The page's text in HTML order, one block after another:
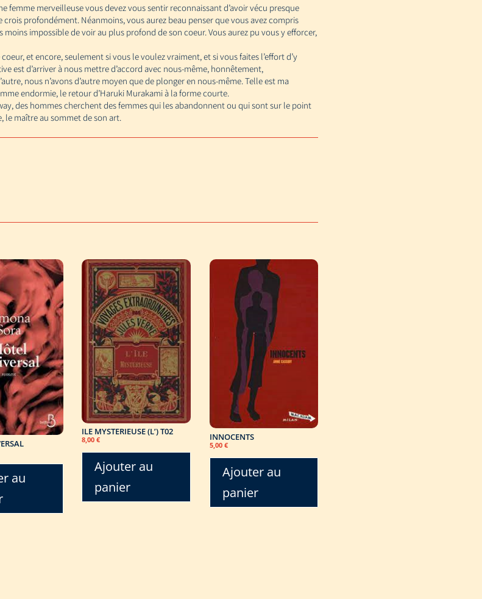
femme merveilleuse vous devez vous sentir reconnaissant d’avoir vécu presque
profondément. Néanmoins, vous aurez beau penser que vous avez compris
moins impossible de voir au plus profond de son coeur. Vous aurez pu vous y efforcer,
et encore, seulement si vous le voulez vraiment, et si vous faites l’effort d’y
est d’arriver à nous mettre d’accord avec nous-même, honnêtement,
nous n’avons d’autre moyen que de plonger en nous-même. Telle est ma
endormie, le retour d’Haruki Murakami à la forme courte.
des hommes cherchent des femmes qui les abandonnent ou qui sont sur le point
le maître au sommet de son art.
au
ILE MYSTERIEUSE (L’) T02
8,00€
Ajouter au
panier
INNOCENTS
5,00 €
Ajouter au
panier